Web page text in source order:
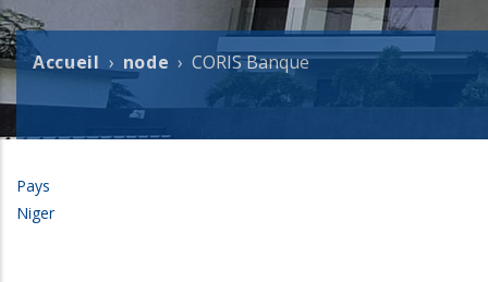
Fil
d'Ariane
Accueil node CORIS Banque
Pays
Niger